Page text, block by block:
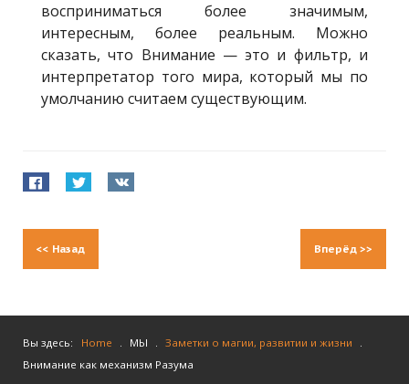
восприниматься более значимым,
интересным, более реальным. Можно
сказать, что Внимание — это и фильтр, и
интерпретатор того мира, который мы по
умолчанию считаем существующим.
<< Назад Вперёд >>
Вы здесь: Home . МЫ . Заметки о магии, развитии и жизни
.
Внимание как механизм Разума